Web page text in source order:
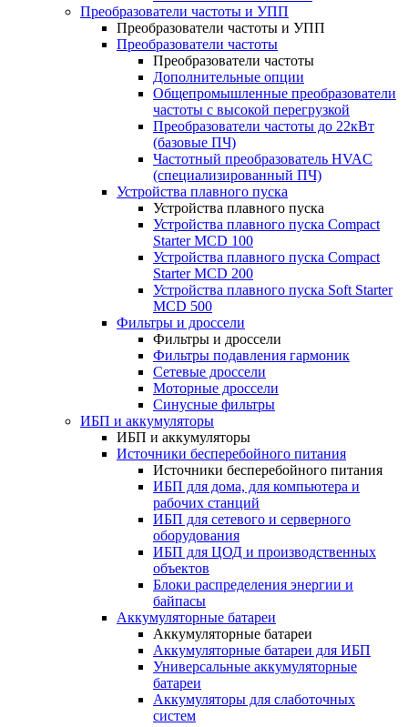
Преобразователи частоты и УПП
Преобразователи частоты и УПП
Преобразователи частоты
Преобразователи частоты
Дополнительные опции
Общепромышленные преобразователи
частоты с высокой перегрузкой
Преобразователи частоты до 22кВт
(базовые ПЧ)
Частотный преобразователь HVAC
(специализированный ПЧ)
Устройства плавного пуска
Устройства плавного пуска
Устройства плавного пуска Compact
Starter MCD 100
Устройства плавного пуска Compact
Starter MCD 200
Устройства плавного пуска Soft Starter
MCD 500
Фильтры и дроссели
Фильтры и дроссели
Фильтры подавления гармоник
Сетевые дроссели
Моторные дроссели
Синусные фильтры
ИБП и аккумуляторы
ИБП и аккумуляторы
Источники бесперебойного питания
Источники бесперебойного питания
ИБП для дома, для компьютера и
рабочих станций
ИБП для сетевого и серверного
оборудования
ИБП для ЦОД и производственных
объектов
Блоки распределения энергии и
байпасы
Аккумуляторные батареи
Аккумуляторные батареи
Аккумуляторные батареи для ИБП
Универсальные аккумуляторные
батареи
Аккумуляторы для слаботочных
систем